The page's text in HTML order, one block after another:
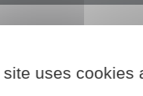
site uses cookies